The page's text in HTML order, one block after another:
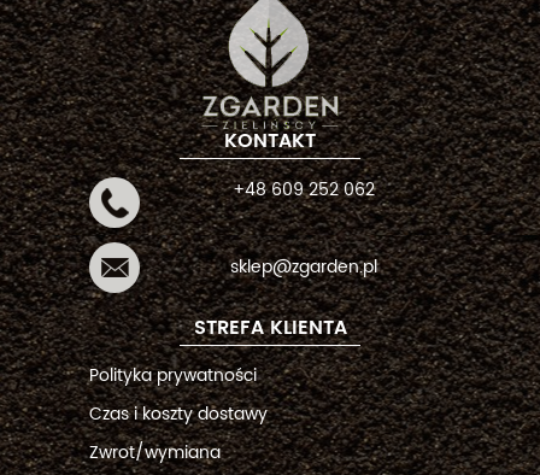
KONTAKT
+48 609 252 062
sklep@zgarden.pl
STREFA KLIENTA
Polityka prywatności
Czas i koszty dostawy
Zwrot/wymiana